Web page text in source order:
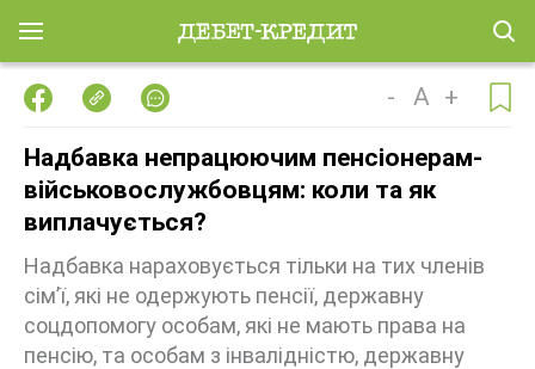
- A +
Надбавка непрацюючим пенсіонерам-
військовослужбовцям: коли та як
виплачується?
Надбавка нараховується тільки на тих членів
сім’ї, які не одержують пенсії, державну
соцдопомогу особам, які не мають права на
пенсію, та особам з інвалідністю, державну